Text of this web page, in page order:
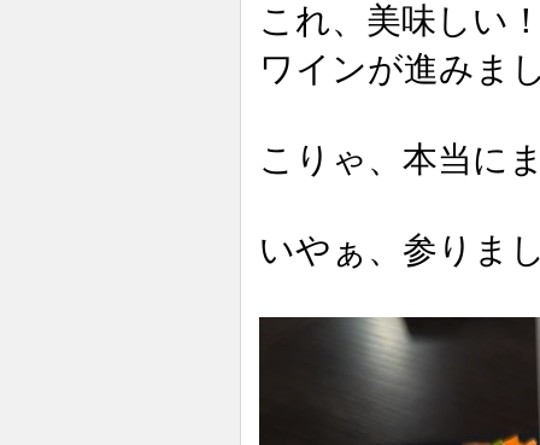
これ、美味しい
ワインが進みま
こりゃ、本当に
いやぁ、参りま